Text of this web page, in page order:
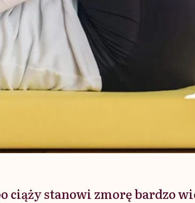
ciąży stanowi zmorę bardzo